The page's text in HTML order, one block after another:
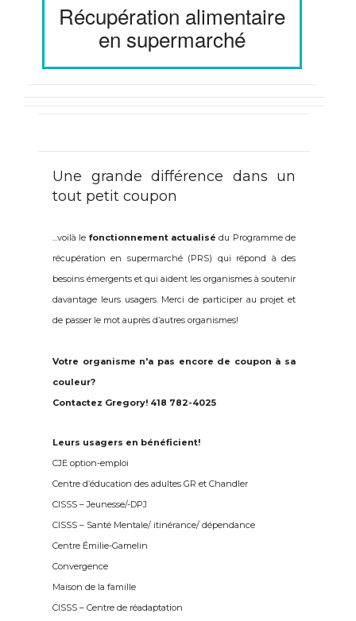
Récupération alimentaire
en supermarché
Une grande différence dans un
tout petit coupon
...voilà le fonctionnement actualisédu Programme de
récupération en supermarché (PRS) qui répond à des
besoins émergents et qui aident les organismes à soutenir
davantage leurs usagers. Merci de participer au projet et
de passer le mot auprès d’autres organismes!
Votre organisme n'a pas encore de coupon à sa
couleur?
Contactez Gregory! 418 782-4025
Leurs usagers en bénéficient!
CJE option-emploi
Centre d’éducation des adultes GR et Chandler
CISSS – Jeunesse/-DPJ
CISSS – Santé Mentale/ itinérance/ dépendance
Centre Émilie-Gamelin
Convergence
Maison de la famille
CISSS – Centre de réadaptation